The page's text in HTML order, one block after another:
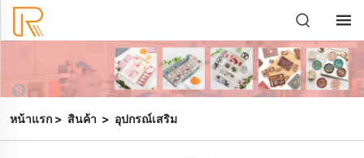
หน้าแรก > สินค้า > อุปกรณ์เสริม